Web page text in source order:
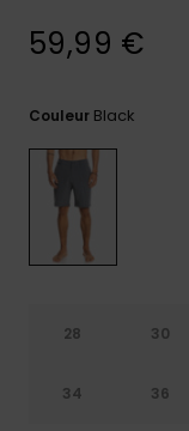
59,99 €
Couleur Black
28 30
34 36